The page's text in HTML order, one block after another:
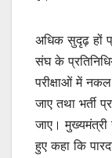
अधिक सुदृढ़ हों
संघ के
परीक्षाओं में
जाए तथा भर्ती
जाए। मुख्यमंत्री
हुए कहा कि